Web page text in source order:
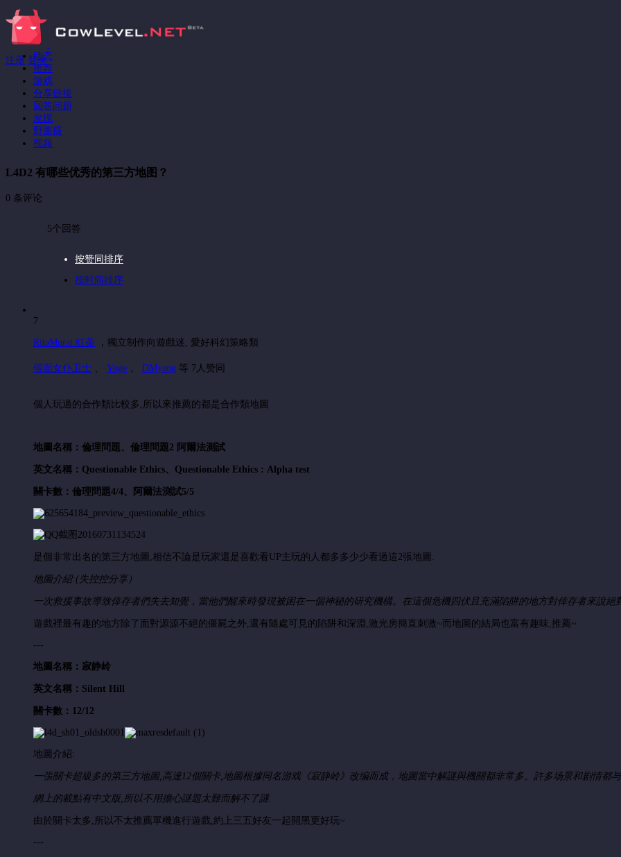
注册 登录
动态
推荐
游戏
分享链接
回答问题
发现
野蔷薇
视频
L4D2 有哪些优秀的第三方地图？
0 条评论
5个回答
按赞同排序
按时间排序
7
RitaMurai 紅茶 ， 獨立制作向遊戲迷, 愛好科幻策略類
假面女仆卫士 Yoge DMyang 等 7人赞同
個人玩過的合作類比較多,所以來推薦的都是合作類地圖
地圖名稱：倫理問題、倫理問題2 阿爾法測試
英文名稱：Questionable Ethics、 Questionable Ethics : Alpha test
關卡數：倫理問題4/4、 阿爾法測試5/5
是個非常出名的第三方地圖,相信不論是玩家還是喜歡看UP主玩的人都多多少少看過這2張地圖.
地圖介紹:(失控控分享）
一次救援事故導致倖存者們失去知覺，當他們醒來時發現被困在一個神秘的研究機構。在這個危機四伏且充滿陷阱的地方對倖存者來說絕
遊戲裡最有趣的地方除了面對源源不絕的僵屍之外,還有隨處可見的陷阱和深淵,激光房簡直刺激~而地圖的結局也富有趣味,推薦~
---
地圖名稱： 寂静岭
英文名稱： Silent Hill
關卡數：12/12
地圖介紹:
一張關卡超級多的第三方地圖,高達12個關卡,地圖根據同名游戏《寂静岭》改编而成， 地圖當中解謎與機關都非常多。許多场景和剧情都与
網上的載點有中文版,所以不用擔心謎題太難而解不了謎.
由於關卡太多,所以不太推薦單機進行遊戲,約上三五好友一起開黑更好玩~
---